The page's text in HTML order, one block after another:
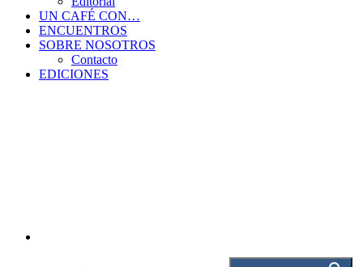
UN CAFÉ CON…
ENCUENTROS
SOBRE NOSOTROS
Contacto
EDICIONES